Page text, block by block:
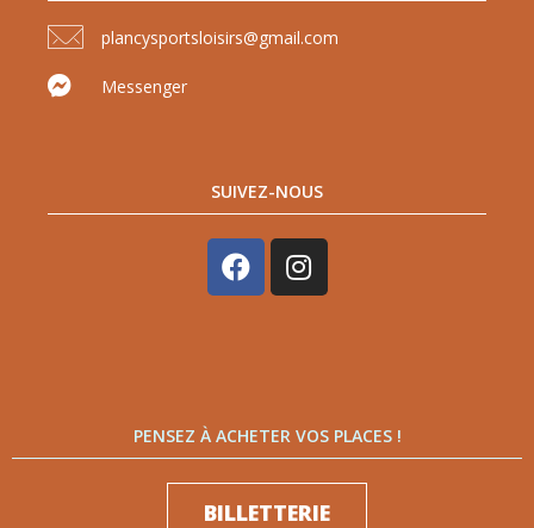
plancysportsloisirs@gmail.com
Messenger
SUIVEZ-NOUS
PENSEZ À ACHETER VOS PLACES !
BILLETTERIE